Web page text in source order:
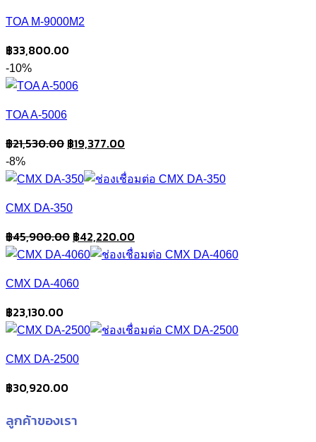
TOA M-9000M2
฿33,800.00
-10%
TOA A-5006
฿21,530.00 Original
was:
฿19,377.00Current
is:
-8%
CMX DA-350
฿45,900.00 Original
price
฿45,900.00.
฿42,220.00Current
price
CMX DA-4060
฿23,130.00
CMX DA-2500
฿30,920.00
ลูกค้าของเรา